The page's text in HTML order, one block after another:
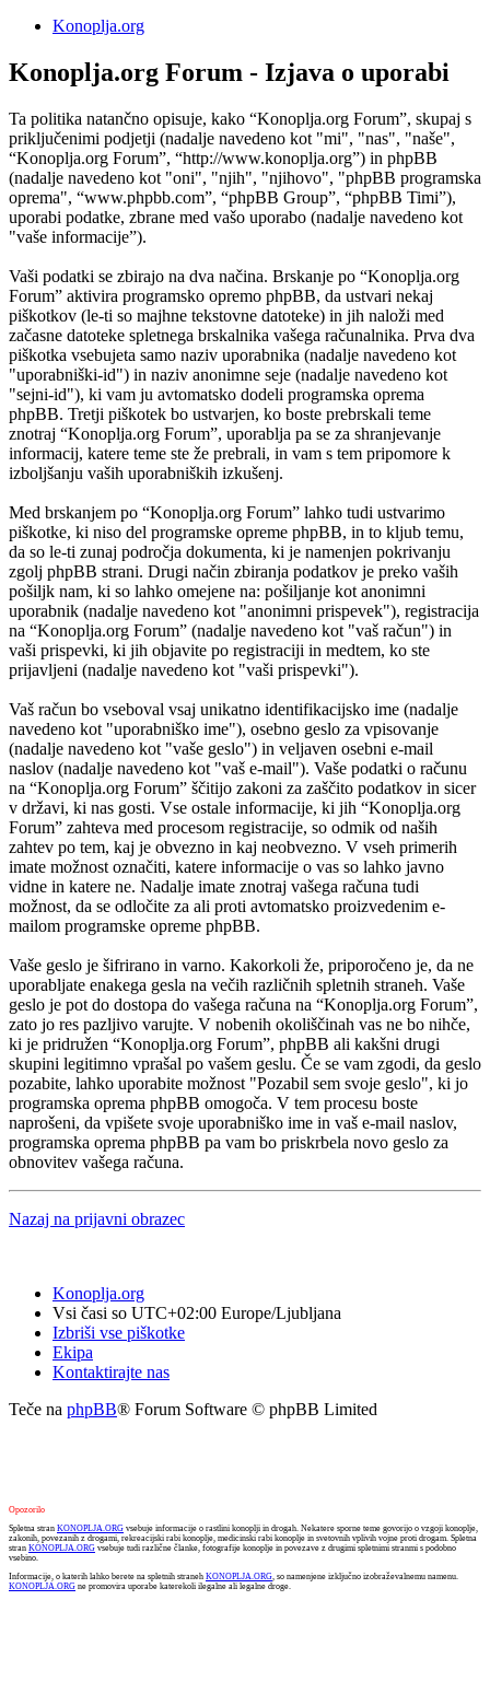
Konoplja.org
Konoplja.org Forum - Izjava o uporabi
Ta politika natančno opisuje, kako “Konoplja.org Forum”, skupaj s
priključenimi podjetji (nadalje navedeno kot "mi", "nas", "naše",
“Konoplja.org Forum”, “http://www.konoplja.org”) in phpBB
(nadalje navedeno kot "oni", "njih", "njihovo", "phpBB programska
oprema", “www.phpbb.com”, “phpBB Group”, “phpBB Timi”),
uporabi podatke, zbrane med vašo uporabo (nadalje navedeno kot
"vaše informacije”).
Vaši podatki se zbirajo na dva načina. Brskanje po “Konoplja.org
Forum” aktivira programsko opremo phpBB, da ustvari nekaj
piškotkov (le-ti so majhne tekstovne datoteke) in jih naloži med
začasne datoteke spletnega brskalnika vašega računalnika. Prva dva
piškotka vsebujeta samo naziv uporabnika (nadalje navedeno kot
"uporabniški-id") in naziv anonimne seje (nadalje navedeno kot
"sejni-id"), ki vam ju avtomatsko dodeli programska oprema
phpBB. Tretji piškotek bo ustvarjen, ko boste prebrskali teme
znotraj “Konoplja.org Forum”, uporablja pa se za shranjevanje
informacij, katere teme ste že prebrali, in vam s tem pripomore k
izboljšanju vaših uporabniških izkušenj.
Med brskanjem po “Konoplja.org Forum” lahko tudi ustvarimo
piškotke, ki niso del programske opreme phpBB, in to kljub temu,
da so le-ti zunaj področja dokumenta, ki je namenjen pokrivanju
zgolj phpBB strani. Drugi način zbiranja podatkov je preko vaših
pošiljk nam, ki so lahko omejene na: pošiljanje kot anonimni
uporabnik (nadalje navedeno kot "anonimni prispevek"), registracija
na “Konoplja.org Forum” (nadalje navedeno kot "vaš račun") in
vaši prispevki, ki jih objavite po registraciji in medtem, ko ste
prijavljeni (nadalje navedeno kot "vaši prispevki").
Vaš račun bo vseboval vsaj unikatno identifikacijsko ime (nadalje
navedeno kot "uporabniško ime"), osebno geslo za vpisovanje
(nadalje navedeno kot "vaše geslo") in veljaven osebni e-mail
naslov (nadalje navedeno kot "vaš e-mail"). Vaše podatki o računu
na “Konoplja.org Forum” ščitijo zakoni za zaščito podatkov in sicer
v državi, ki nas gosti. Vse ostale informacije, ki jih “Konoplja.org
Forum” zahteva med procesom registracije, so odmik od naših
zahtev po tem, kaj je obvezno in kaj neobvezno. V vseh primerih
imate možnost označiti, katere informacije o vas so lahko javno
vidne in katere ne. Nadalje imate znotraj vašega računa tudi
možnost, da se odločite za ali proti avtomatsko proizvedenim e-
mailom programske opreme phpBB.
Vaše geslo je šifrirano in varno. Kakorkoli že, priporočeno je, da ne
uporabljate enakega gesla na večih različnih spletnih straneh. Vaše
geslo je pot do dostopa do vašega računa na “Konoplja.org Forum”,
zato jo res pazljivo varujte. V nobenih okoliščinah vas ne bo nihče,
ki je pridružen “Konoplja.org Forum”, phpBB ali kakšni drugi
skupini legitimno vprašal po vašem geslu. Če se vam zgodi, da geslo
pozabite, lahko uporabite možnost "Pozabil sem svoje geslo", ki jo
programska oprema phpBB omogoča. V tem procesu boste
naprošeni, da vpišete svoje uporabniško ime in vaš e-mail naslov,
programska oprema phpBB pa vam bo priskrbela novo geslo za
obnovitev vašega računa.
Nazaj na prijavni obrazec
Konoplja.org
Vsi časi so UTC+02:00 Europe/Ljubljana
Izbriši vse piškotke
Ekipa
Kontaktirajte nas
Teče na phpBB® Forum Software © phpBB Limited
Opozorilo
Spletna stran KONOPLJA.ORG vsebuje informacije o rastlini konoplji in drogah. Nekatere sporne teme govorijo o vzgoji konoplje,
zakonih, povezanih z drogami, rekreacijski rabi konoplje, medicinski rabi konoplje in svetovnih vplivih vojne proti drogam. Spletna
stran KONOPLJA.ORG vsebuje tudi različne članke, fotografije konoplje in povezave z drugimi spletnimi stranmi s podobno
vsebino.
Informacije, o katerih lahko berete na spletnih straneh KONOPLJA.ORG , so namenjene izključno izobraževalnemu namenu.
KONOPLJA.ORG ne promovira uporabe katerekoli ilegalne ali legalne droge.